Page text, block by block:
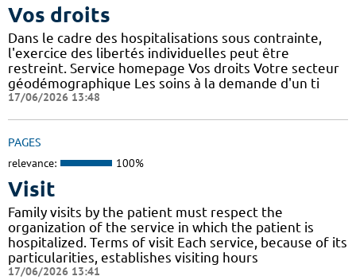
Vos droits
Dans le cadre des hospitalisations sous contrainte,
l'exercice des libertés individuelles peut être
restreint. Service homepage Vos droits Votre secteur
géodémographique Les soins à la demande d'un ti
17/06/2026 13:48
PAGES
relevance: 100%
Visit
Family visits by the patient must respect the
organization of the service in which the patient is
hospitalized. Terms of visit Each service, because of its
particularities, establishes visiting hours
17/06/2026 13:41